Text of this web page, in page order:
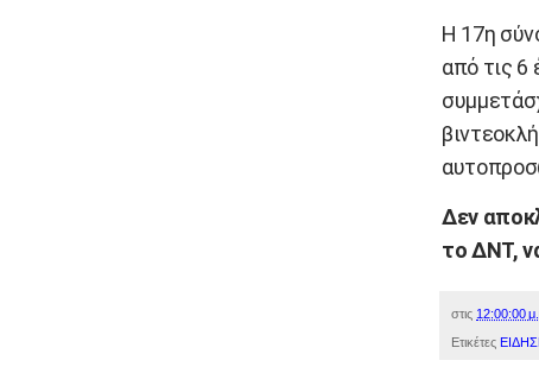
Η 17η
από τις 6
Δεν
το ΔΝΤ,
στις 12:00:00
Ετικέτες